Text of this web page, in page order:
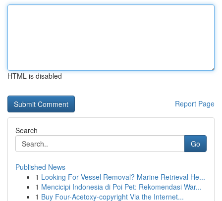
HTML is disabled
Report Page
Search
Go
Published News
1 Looking For Vessel Removal? Marine Retrieval He...
1 Mencicipi Indonesia di Poi Pet: Rekomendasi War...
1 Buy Four-Acetoxy-copyright Via the Internet...